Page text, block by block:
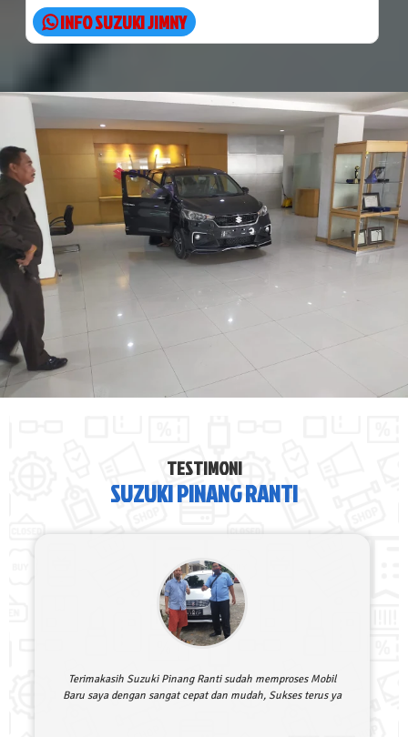
INFO SUZUKI JIMNY
TESTIMONI
SUZUKI PINANG RANTI
Terimakasih Suzuki Pinang Ranti sudah memproses Mobil
Baru saya dengan sangat cepat dan mudah, Sukses terus ya